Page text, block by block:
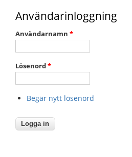
Användarinloggning
Användarnamn *
Lösenord*
Begär nytt lösenord